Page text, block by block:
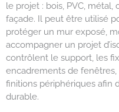
le projet : bois, PVC,
façade. Il peut être utilisé
protéger un mur exposé,
accompagner un projet
contrôlent le support, les
encadrements de
finitions périphériques afin
durable.